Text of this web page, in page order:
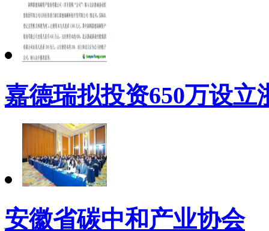
嘉德瑞拟投资650万设立
安徽省碳中和产业协会